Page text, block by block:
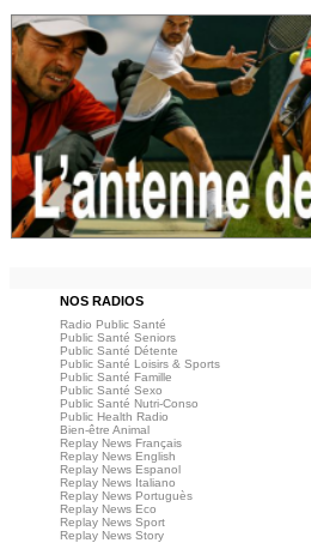
NOS RADIOS
Radio Public Santé
Public Santé Seniors
Public Santé Détente
Public Santé Loisirs & Sports
Public Santé Famille
Public Santé Sexo
Public Santé Nutri-Conso
Public Health Radio
Bien-être Animal
Replay News Français
Replay News English
Replay News Espanol
Replay News Italiano
Replay News Portuguès
Replay News Eco
Replay News Sport
Replay News Story